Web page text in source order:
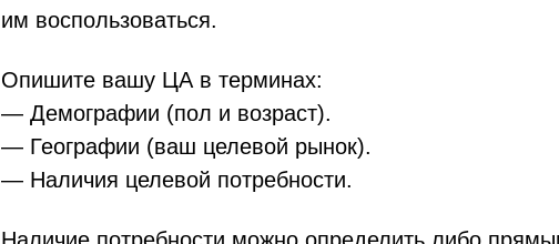
им воспользоваться.
Опишите вашу ЦА в терминах:
— Демографии (пол и возраст).
— Географии (ваш целевой рынок).
— Наличия целевой потребности.